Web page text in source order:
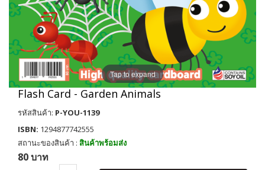
Tap to expand
Flash Card - Garden Animals
รหัสสินค้า: P-YOU-1139
ISBN: 1294877742555
สถานะของสินค้า : สินค้าพร้อมส่ง
80 บาท